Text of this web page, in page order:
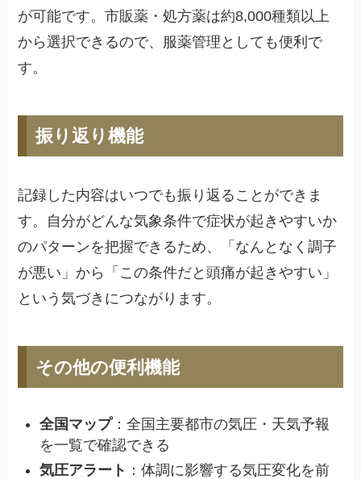
が可能です。市販薬・処方薬は約8,000種類以上
から選択できるので、服薬管理としても便利で
す。
振り返り機能
記録した内容はいつでも振り返ることができま
す。自分がどんな気象条件で症状が起きやすいか
のパターンを把握できるため、「なんとなく調子
が悪い」から「この条件だと頭痛が起きやすい」
という気づきにつながります。
その他の便利機能
全国マップ：全国主要都市の気圧・天気予報
を一覧で確認できる
気圧アラート ：体調に影響する気圧変化を前